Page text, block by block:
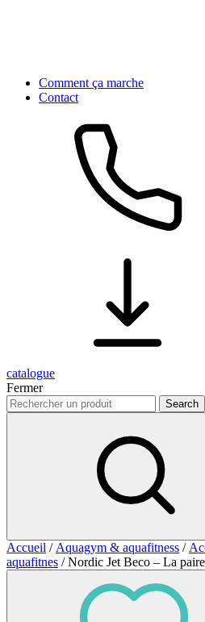
Comment ça marche
Contact
catalogue
Fermer
Accueil / Aquagym & aquafitness /
aquafitnes / Nordic Jet Beco – La paire